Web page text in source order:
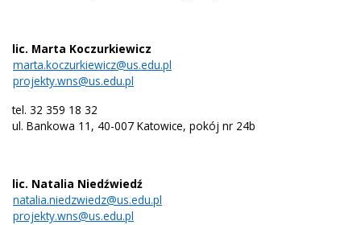
lic. Marta Koczurkiewicz
marta.koczurkiewicz@us.edu.pl
projekty.wns@us.edu.pl
tel. 32 359 18 32
ul. Bankowa 11, 40-007 Katowice, pokój nr 24b
lic. Natalia Niedźwiedź
natalia.niedzwiedz@us.edu.pl
projekty.wns@us.edu.pl